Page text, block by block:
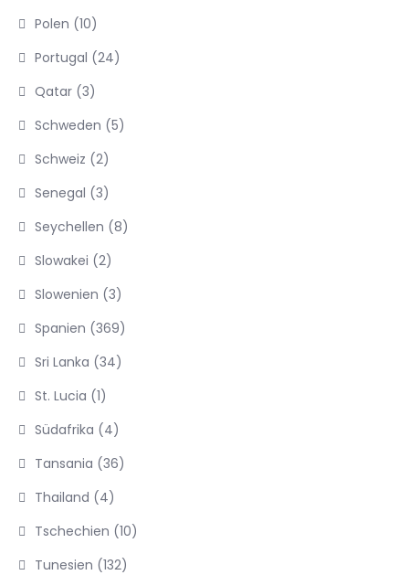
Polen (10)
Portugal (24)
Qatar (3)
Schweden (5)
Schweiz (2)
Senegal (3)
Seychellen (8)
Slowakei (2)
Slowenien (3)
Spanien (369)
Sri Lanka (34)
St. Lucia (1)
Südafrika (4)
Tansania (36)
Thailand (4)
Tschechien (10)
Tunesien (132)